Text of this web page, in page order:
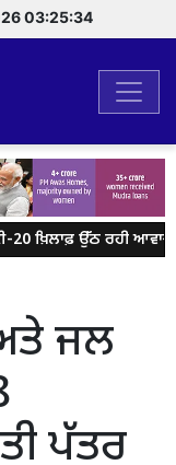
03:25:34
ਖ਼ਿਲਾਫ਼ ਉੱਠ ਰਹੀ ਆਵਾਜ਼ ਨੂੰ
ਜਲ
ਪੱਤਰ